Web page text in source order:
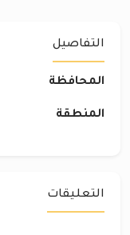
التفاصيل
المحافظة
المنطقة
التعليقات